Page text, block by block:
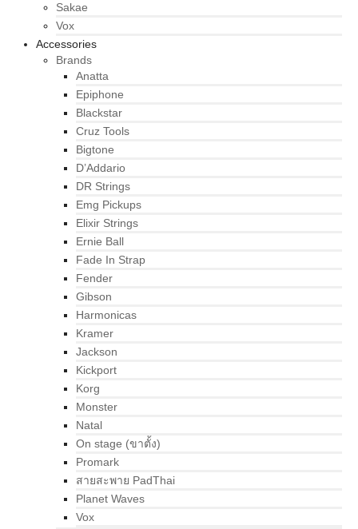
Sakae
Vox
Accessories
Brands
Anatta
Epiphone
Blackstar
Cruz Tools
Bigtone
D’Addario
DR Strings
Emg Pickups
Elixir Strings
Ernie Ball
Fade In Strap
Fender
Gibson
Harmonicas
Kramer
Jackson
Kickport
Korg
Monster
Natal
On stage (ขาตั้ง)
Promark
สายสะพาย PadThai
Planet Waves
Vox